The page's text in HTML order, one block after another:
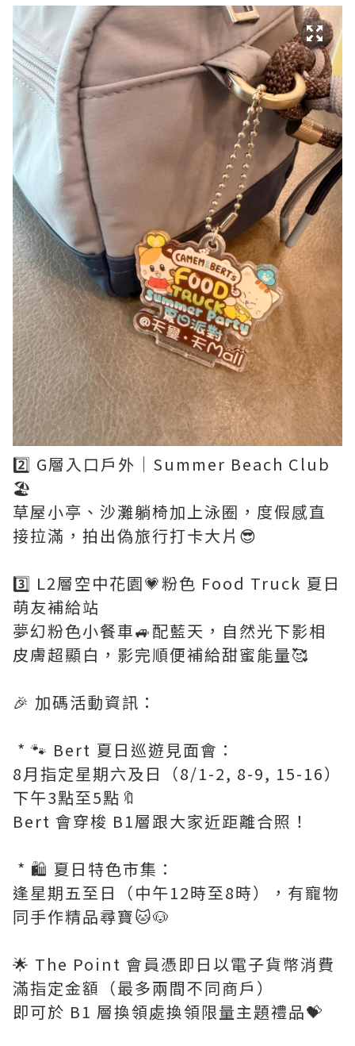
2️⃣ G層入口戶外｜Summer Beach Club
🏖️
草屋小亭、沙灘躺椅加上泳圈，度假感直
接拉滿，拍出偽旅行打卡大片😎
3️⃣ L2層空中花園💗粉色 Food Truck 夏日
萌友補給站
夢幻粉色小餐車🚙配藍天，自然光下影相
皮膚超顯白，影完順便補給甜蜜能量🥰
🎉 加碼活動資訊：
* 🐾 Bert 夏日巡遊見面會：
8月指定星期六及日（8/1-2, 8-9, 15-16）
下午3點至5點🔖
Bert 會穿梭 B1層跟大家近距離合照！
* 🛍️ 夏日特色市集：
逢星期五至日（中午12時至8時），有寵物
同手作精品尋寶🐱🐶
🌟 The Point 會員憑即日以電子貨幣消費
滿指定金額（最多兩間不同商戶）
即可於 B1 層換領處換領限量主題禮品💝